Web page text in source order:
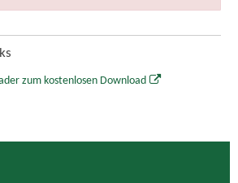
zum kostenlosen Download